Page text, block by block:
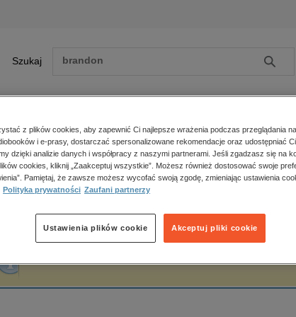
Szukaj Szukaj
Zobacz wszystkie E-
polityka, społeczno-informacyjne
psychologiczne
popularno-naukowe
historia
główna Tomasz Królasik
Królasik
z plików cookies, aby zapewnić Ci najlepsze wrażenia podczas przeglądania
i e-prasy, dostarczać spersonalizowane rekomendacje oraz udostępniać
dzięki analizie danych i współpracy z naszymi partnerami. Jeśli zgadzasz się na
cookies, kliknij „Zaakceptuj wszystkie”. Możesz również dostosować swoje
Pamiętaj, że zawsze możesz wycofać swoją zgodę, zmieniając ustawienia
Polityka prywatności Zaufani partnerzy
Akceptuj pliki cookie
Ustawienia plików cookie